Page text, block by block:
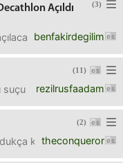
(3)
Açıldı
benfakirdegilim
yazıyordu. Açıldı
(11)
rezilrusfaadam
kabul edip zararı
(2)
theconqueror
kasıyor